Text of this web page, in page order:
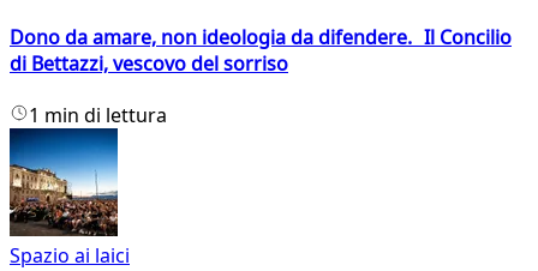
Dono da amare, non ideologia da difendere. Il Concilio
di Bettazzi, vescovo del sorriso
1 min di lettura
Spazio ai laici